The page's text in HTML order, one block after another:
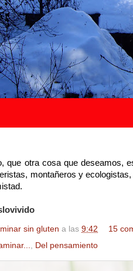
que otra cosa que deseamos,
montañeros y
sin gluten a las 9:42
15
Del pensamiento